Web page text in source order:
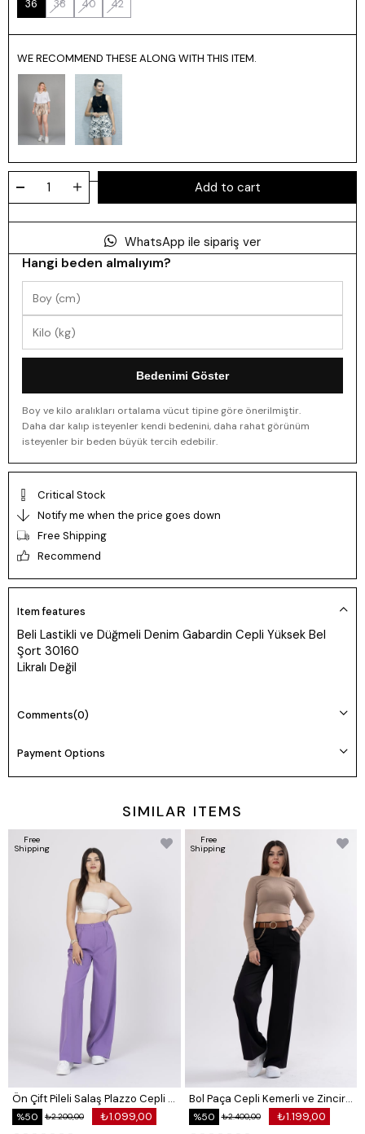
36 38 40 42
WE RECOMMEND THESE ALONG WITH THIS ITEM.
WhatsApp ile sipariş ver
Hangi beden almalıyım?
Bedenimi Göster
Boy ve kilo aralıkları ortalama vücut tipine göre önerilmiştir.
Daha dar kalıp isteyenler kendi bedenini, daha rahat görünüm
isteyenler bir beden büyük tercih edebilir.
Critical Stock
Notify me when the price goes down
Free Shipping
Recommend
Item features
Beli Lastikli ve Düğmeli Denim Gabardin Cepli Yüksek Bel
Şort 30160
Likralı Değil
Comments(0)
Payment Options
SIMILAR ITEMS
Ön Çift Pileli Salaş Plazzo Cepli Pantolon
₺1.099,00
₺2.200,00
%50
Free
Shipping
Bol Paça Cepli Kemerli ve Zincir Detaylı Atlas Kumaş Pantolon
₺1.199,00
₺2.400,00
%50
Free
Shipping